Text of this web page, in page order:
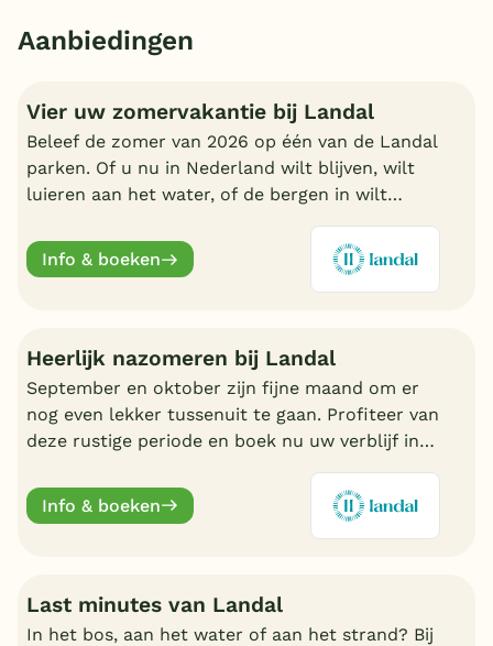
Aanbiedingen
Vier uw zomervakantie bij Landal
Beleef de zomer van 2026 op één van de Landal
parken. Of u nu in Nederland wilt blijven, wilt
luieren aan het water, of de bergen in wilt
fijn Landal park.
Info & boeken
Heerlijk nazomeren bij Landal
September en oktober zijn fijne maand om er
nog even lekker tussenuit te gaan. Profiteer van
deze rustige periode en boek nu uw verblijf in
Info & boeken
Last minutes van Landal
In het bos, aan het water of aan het strand? Bij